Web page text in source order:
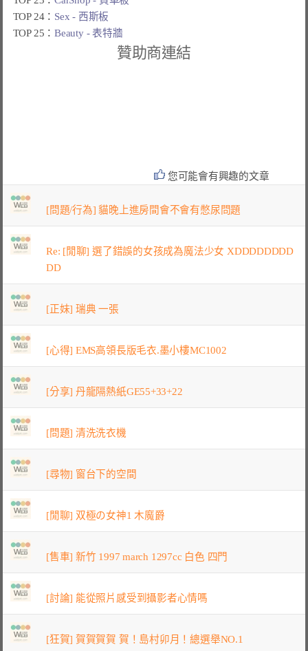
TOP 24： Sex - 西斯板
TOP 25：Beauty - 表特牆
贊助商連結
您可能會有興趣的文章
[問題/行為] 貓晚上進房間會不會有憋尿問題
Re: [閒聊] 選了錯誤的女孩成為魔法少女 XDDDDDDDD
DD
[正妹] 瑞典 一張
[心得] EMS高領長版毛衣.墨小樓MC1002
[分享] 丹龍隔熱紙GE55+33+22
[問題] 清洗洗衣機
[尋物] 窗台下的空間
[閒聊] 双極の女神1 木魔爵
[售車] 新竹 1997 march 1297cc 白色 四門
[討論] 能從照片感受到攝影者心情嗎
[狂賀] 賀賀賀賀 賀！島村卯月！總選舉NO.1